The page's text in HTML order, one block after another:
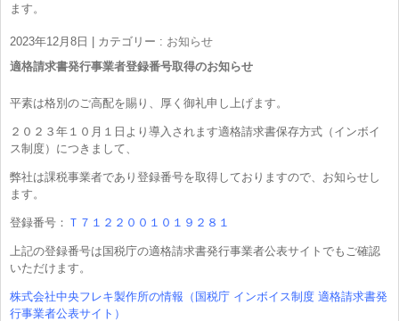
ます。
2023年12月8日 カテゴリー : お知らせ
適格請求書発行事業者登録番号取得のお知らせ
平素は格別のご高配を賜り、厚く御礼申し上げます。
２０２３年１０月１日より導入されます適格請求書保存方式（インボイ
ス制度）につきまして、
弊社は課税事業者であり登録番号を取得しておりますので、お知らせし
ます。
登録番号： Ｔ７１２２００１０１９２８１
上記の登録番号は国税庁の適格請求書発行事業者公表サイトでもご確認
いただけます。
株式会社中央フレキ製作所の情報（国税庁 インボイス制度 適格請求書発
行事業者公表サイト）